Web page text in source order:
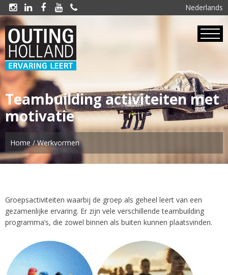
Nederlands
    
Teambuildingactiviteiten met
motivatie
Home/Werkvormen
Groepsactiviteiten waarbij de groep als geheel leert van een
gezamenlijke ervaring. Er zijn vele verschillende teambuilding
programma’s, die zowel binnen als buiten kunnen plaatsvinden.